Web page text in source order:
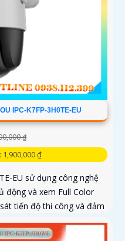
IPC-K7FP-3H0TE-EU
₫
₫
EU sử dụng công nghệ
động và xem Full Color
tiến độ thi công và đảm
đặc biệt là trong
hoặc không có sẵn